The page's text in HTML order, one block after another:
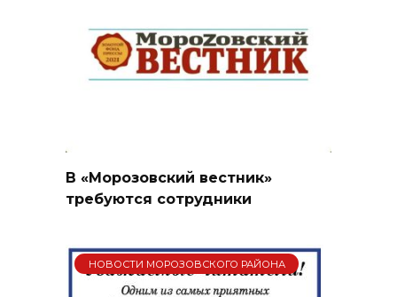
В «Морозовский вестник»
требуются сотрудники
НОВОСТИ МОРОЗОВСКОГО РАЙОНА